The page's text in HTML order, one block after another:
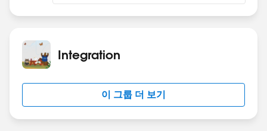
Integration
이 그룹 더 보기